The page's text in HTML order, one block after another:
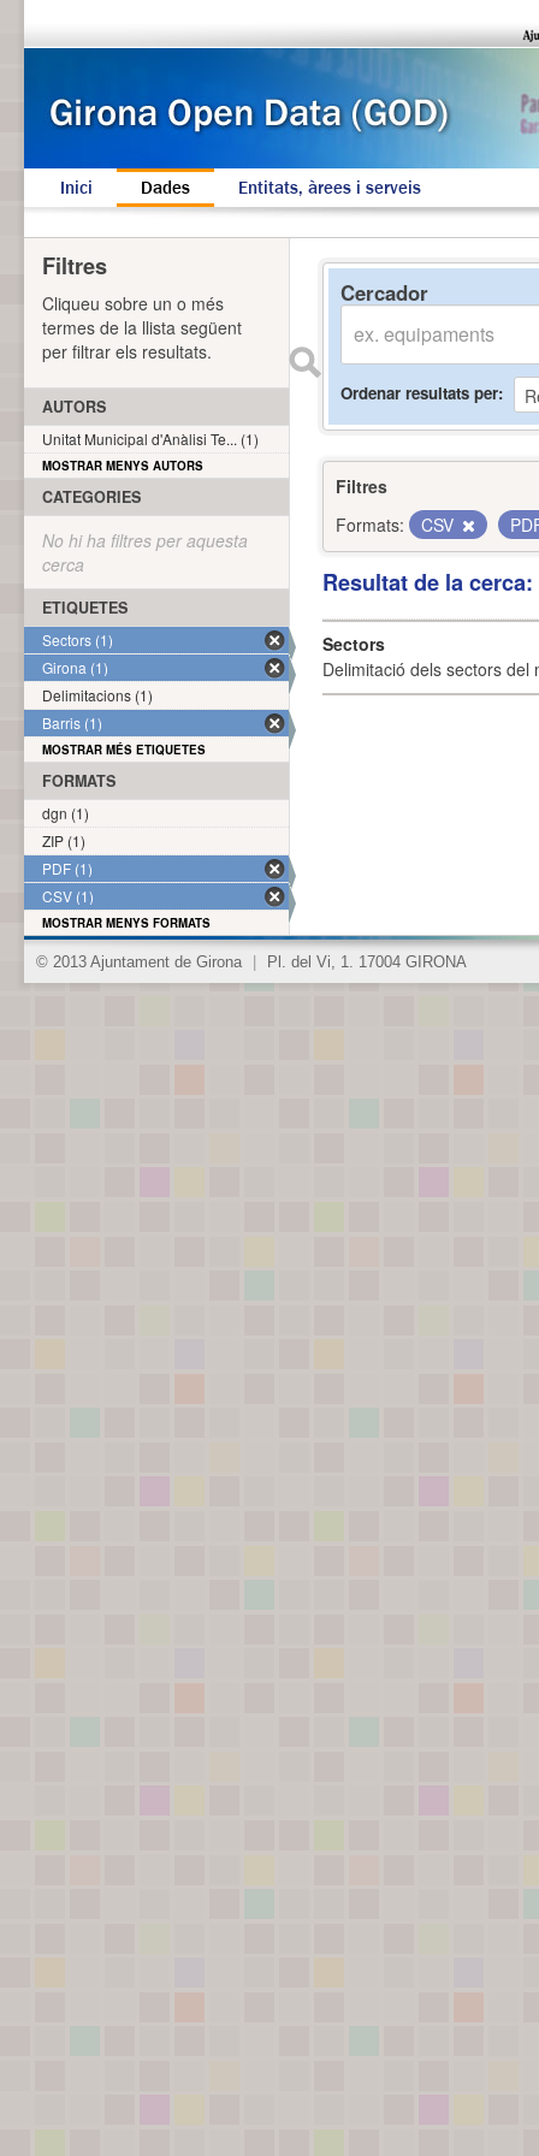
Inici Dades Entitats, àrees i serveis
Cercador
Ordenar resultats per
Filtres
Formats:
CSV
Resultat de la
Sectors
Delimitació dels sectors del
Filtres
Cliqueu sobre un o més
termes de la llista següent
per filtrar els resultats.
AUTORS
Unitat Municipal d'Anàlisi Te... (1)
MOSTRAR MENYS AUTORS
CATEGORIES
No hi ha filtres per aquesta
cerca
ETIQUETES
Sectors (1)
Girona (1)
Delimitacions (1)
Barris (1)
MOSTRAR MÉS ETIQUETES
FORMATS
dgn (1)
ZIP (1)
PDF (1)
CSV (1)
MOSTRAR MENYS FORMATS
© 2013 Ajuntament de Girona Pl. del Vi, 1. 17004 GIRONA